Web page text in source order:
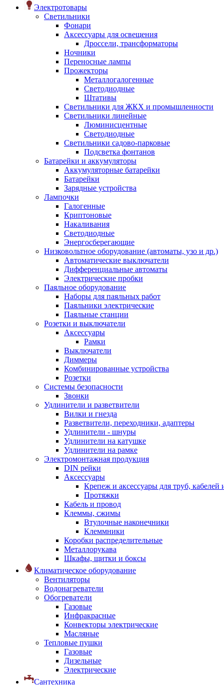
Электротовары
Светильники
Фонари
Аксессуары для освещения
Дроссели, трансформаторы
Ночники
Переносные лампы
Прожекторы
Металлогалогенные
Светодиодные
Штативы
Светильники для ЖКХ и промышленности
Светильники линейные
Люминисцентные
Светодиодные
Светильники садово-парковые
Подсветка фонтанов
Батарейки и аккумуляторы
Аккумуляторные батарейки
Батарейки
Зарядные устройства
Лампочки
Галогенные
Криптоновые
Накаливания
Светодиодные
Энергосберегающие
Низковольтное оборудование (автоматы, узо и др.)
Автоматические выключатели
Дифференциальные автоматы
Электрические пробки
Паяльное оборудование
Наборы для паяльных работ
Паяльники электрические
Паяльные станции
Розетки и выключатели
Аксессуары
Рамки
Выключатели
Диммеры
Комбинированные устройства
Розетки
Системы безопасности
Звонки
Удлинители и разветвители
Вилки и гнезда
Разветвители, переходники, адаптеры
Удлинители - шнуры
Удлинители на катушке
Удлинители на рамке
Электромонтажная продукция
DIN рейки
Аксессуары
Крепеж и аксессуары для труб, кабелей
Протяжки
Кабель и провод
Клеммы, сжимы
Втулочные наконечники
Клеммники
Коробки распределительные
Металлорукава
Шкафы, щитки и боксы
Климатическое оборудование
Вентиляторы
Водонагреватели
Обогреватели
Газовые
Инфракрасные
Конвекторы электрические
Масляные
Тепловые пушки
Газовые
Дизельные
Электрические
Сантехника